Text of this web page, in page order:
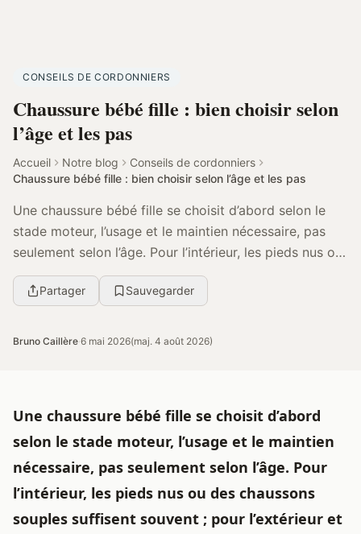
CONSEILS DE CORDONNIERS
Chaussure bébé fille : bien choisir selon
l’âge et les pas
Accueil Notre blog
Conseils de cordonniers
Chaussure bébé fille : bien choisir selon l’âge et les pas
Une chaussure bébé fille se choisit d’abord selon le
stade moteur, l’usage et le maintien nécessaire, pas
seulement selon l’âge. Pour l’intérieur, les pieds nus ou
des chaussons souples suffisent souv...
Partager Sauvegarder
Bruno Caillère·6 mai 2026(maj. 4 août 2026)
Une chaussure bébé fille se choisit d’abord
selon le stade moteur, l’usage et le maintien
nécessaire, pas seulement selon l’âge. Pour
l’intérieur, les pieds nus ou des chaussons
souples suffisent souvent ; pour l’extérieur et